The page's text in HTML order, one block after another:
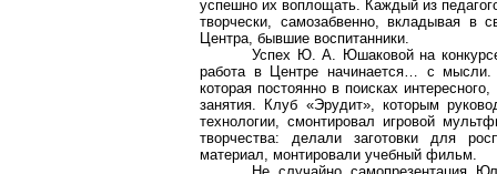
успешно их воплощать. Каждый из
творчески, самозабвенно, вкладывая в
Центра, бывшие воспитанники.
Успех Ю. А. Юшаковой на конкурсе
работа в Центре начинается… с
которая постоянно в поисках
занятия. Клуб «Эрудит», которым
технологии, смонтировал игровой
творчества: делали заготовки для
материал, монтировали учебный фильм.